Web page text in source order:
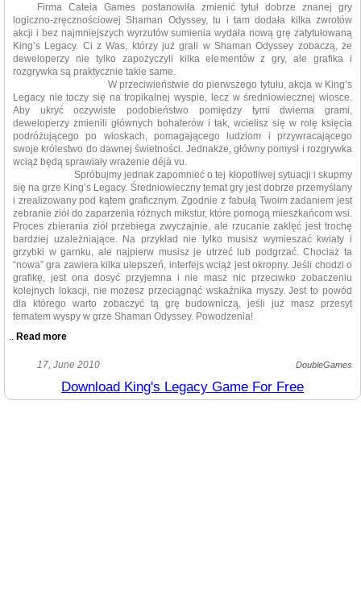
Firma Cateia Games postanowiła zmienić tytuł dobrze znanej gry
logiczno-zręcznościowej Shaman Odyssey, tu i tam dodała kilka zwrotów
akcji i bez najmniejszych wyrzutów sumienia wydała nową grę zatytułowaną
King’s Legacy. Ci z Was, którzy już grali w Shaman Odyssey zobaczą, że
deweloperzy nie tylko zapożyczyli kilka elementów z gry, ale grafika i
rozgrywka są praktycznie takie same.
W przeciwieństwie do pierwszego tytułu, akcja w King’s
Legacy nie toczy się na tropikalnej wyspie, lecz w średniowiecznej wiosce.
Aby ukryć oczywiste podobieństwo pomiędzy tymi dwiema grami,
deweloperzy zmienili głównych bohaterów i tak, wcielisz się w rolę księcia
podróżującego po wioskach, pomagającego ludziom i przywracającego
swoje królestwo do dawnej świetności. Jednakże, główny pomysł i rozgrywka
wciąż będą sprawiały wrażenie déjà vu.
Spróbujmy jednak zapomnieć o tej kłopotliwej sytuacji i skupmy
się na grze King’s Legacy. Średniowieczny temat gry jest dobrze przemyślany
i zrealizowany pod kątem graficznym. Zgodnie z fabułą Twoim zadaniem jest
zebranie ziół do zaparzenia różnych mikstur, które pomogą mieszkańcom wsi.
Proces zbierania ziół przebiega zwyczajnie, ale rzucanie zaklęć jest trochę
bardziej uzależniające. Na przykład nie tylko musisz wymieszać kwiaty i
grzybki w garnku, ale najpierw musisz je utrzeć lub podgrzać. Chociaż ta
“nowa” gra zawiera kilka ulepszeń, interfejs wciąż jest okropny. Jeśli chodzi o
grafikę, jest ona dosyć przyjemna i nie masz nic przeciwko zobaczeniu
kolejnych lokacji, nie możesz przeciągnąć wskaźnika myszy. Jest to powód
dla którego warto zobaczyć tą grę budowniczą, jeśli już masz przesyt
tematem wyspy w grze Shaman Odyssey. Powodzenia!
Read more
Firma Cateia Games postanowiła zmienić tytuł dobrze znanej gry
akcji i bez najmniejszych wyrzutów sumienia wydała nową grę zatytułowaną
King’s Legacy. Ci z Was, którzy już grali w Shaman Odyssey zobaczą, że
17, June 2010 DoubleGames
Download King's Legacy Game For Free